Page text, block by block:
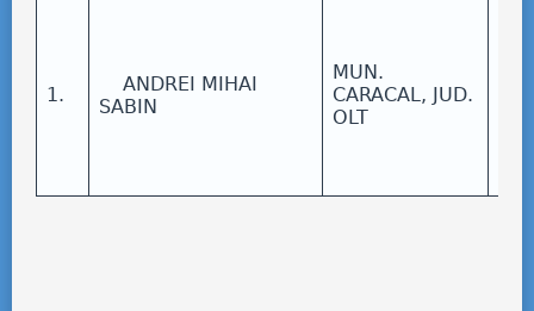
1.
ANDREI MIHAI
SABIN
MUN.
CARACAL, JUD.
OLT